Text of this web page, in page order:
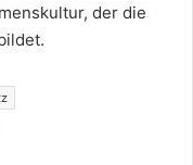
der die